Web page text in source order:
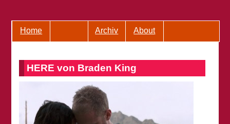
Home Archiv About
HERE von Braden King